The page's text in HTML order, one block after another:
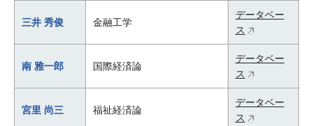
三井 秀俊 金融工学
データベー
ス
南 雅一郎 国際経済論
データベー
ス
宮里 尚三 福祉経済論
データベー
ス